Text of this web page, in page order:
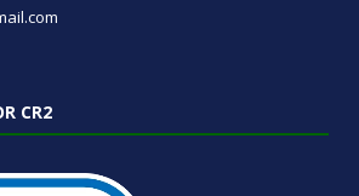
CR2